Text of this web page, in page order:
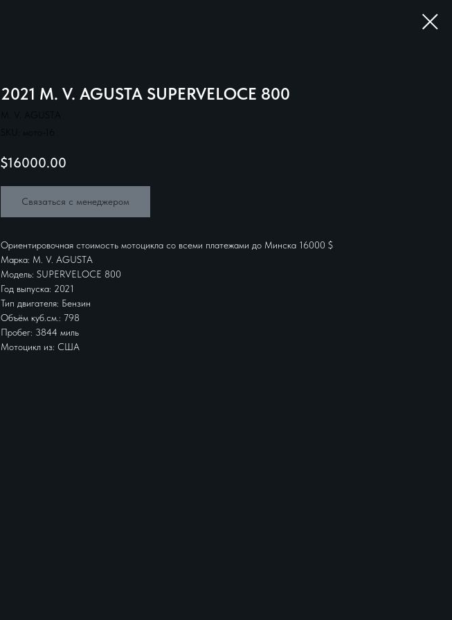
2021 M. V. AGUSTA SUPERVELOCE 800
M. V. AGUSTA
SKU:
мото-16
$16000.00
Связаться с менеджером
Ориентировочная стоимость мотоцикла со всеми платежами до Минска 16000 $
Марка: M. V. AGUSTA
Модель: SUPERVELOCE 800
Год выпуска: 2021
Тип двигателя: Бензин
Объём куб.см.: 798
Пробег: 3844 миль
Мотоцикл из: США